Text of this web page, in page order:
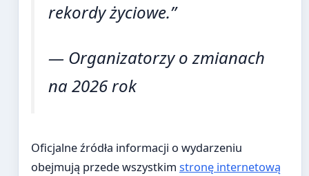
rekordy życiowe.”
— Organizatorzy o zmianach
na 2026 rok
Oficjalne źródła informacji o wydarzeniu
obejmują przede wszystkim stronę internetową